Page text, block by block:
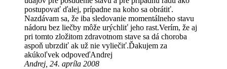
postupovať ďalej, prípadne na koho sa obrátiť.
Nazdávam sa, že iba sledovanie momentálneho stavu
nádoru bez liečby môže urýchliť jeho rast.Verím, že aj
pri tomto zložitom zdravotnom stave sa dá choroba
aspoň ubrzdiť ak už nie vyliečiť.Ďakujem za
akúkoľvek odpoveďAndrej
Andrej, 24. apríla 2008